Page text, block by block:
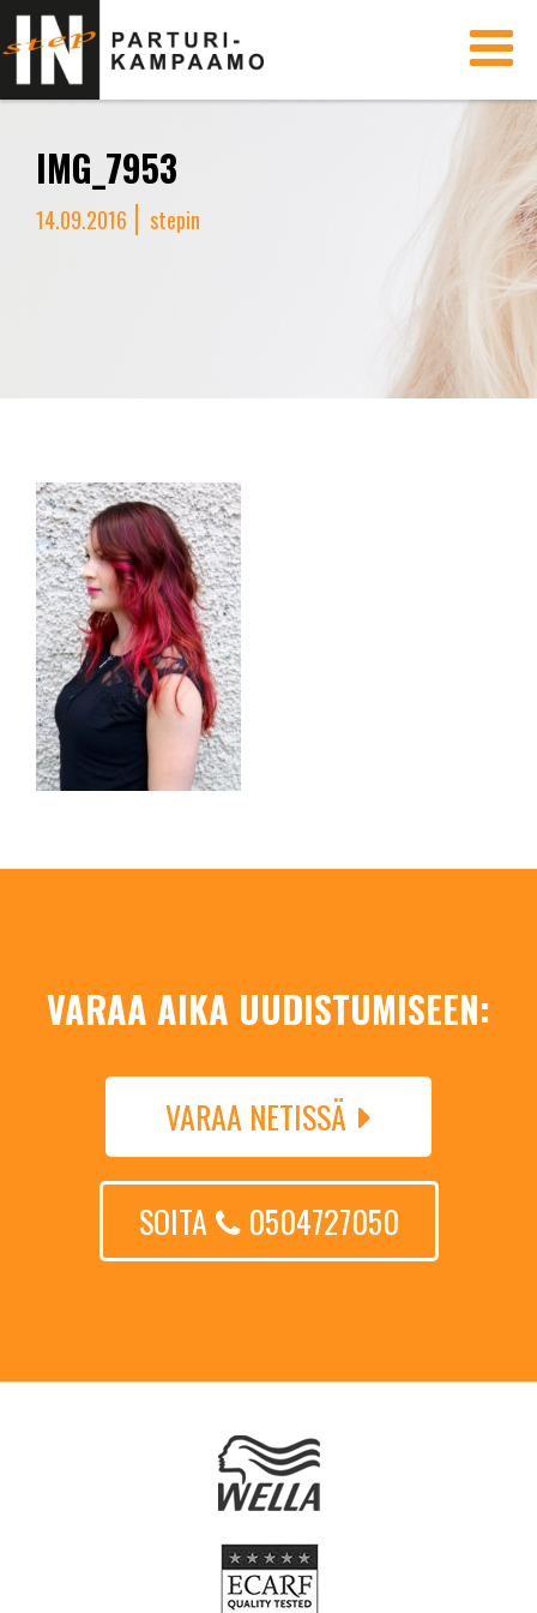
Toggle
IMG_7953
14.09.2016 stepin
VARAA AIKA UUDISTUMISEEN:
VARAA NETISSÄ
SOITA 0504727050